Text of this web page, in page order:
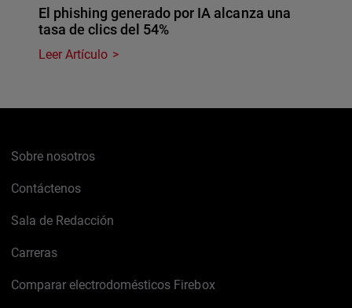
El phishing generado por IA alcanza una
tasa de clics del 54%
Leer Artículo
Sobre nosotros
Contáctenos
Sala de Redacción
Carreras
Comparar electrodomésticos Firebox